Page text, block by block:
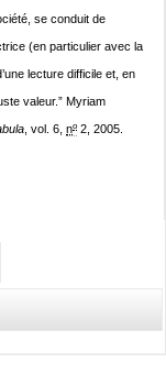
se conduit de
(en particulier avec la
lecture difficile et, en
valeur.” Myriam
, vol. 6, no 2, 2005.